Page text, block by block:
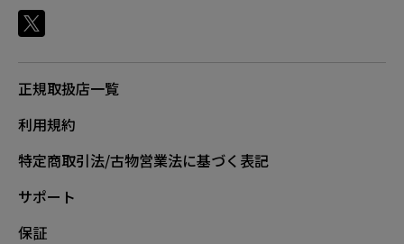
正規取扱店一覧
利用規約
特定商取引法/古物営業法に基づく表記
サポート
保証